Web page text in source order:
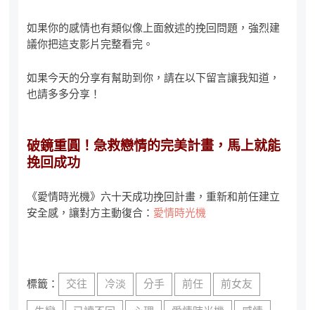
如果你的感情也有類似像上面敘述的挽回問題，強烈建
議你把這支影片完整看完。
如果今天的分享有幫助到你，請在以下留言讓我知道，
也請多多分享！
破鏡重圓！急救戀情的完美計畫，馬上就能
挽回成功
《愛情時光機》六十天成功挽回計畫，重新和前任建立
安全感，讓對方主動復合： 愛情時光機
標籤： 交往 冷淡 分手 前任 前女友